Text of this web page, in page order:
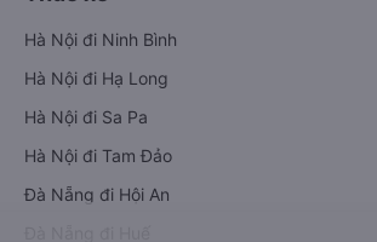
Hà Nội đi Ninh Bình
Hà Nội đi Hạ Long
Hà Nội đi Sa Pa
Hà Nội đi Tam Đảo
Đà Nẵng đi Hội An